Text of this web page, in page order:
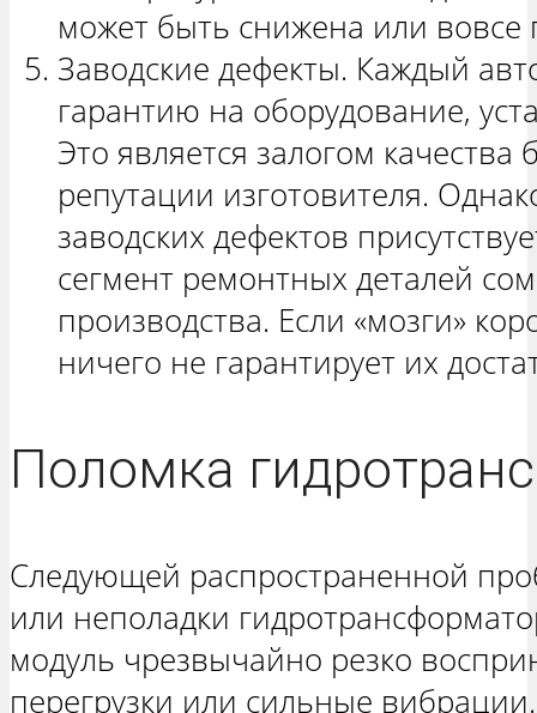
может быть снижена или вовсе
Заводские дефекты. Каждый
гарантию на оборудование,
Это является залогом
репутации изготовителя.
заводских дефектов
сегмент ремонтных деталей
производства. Если «мозги»
ничего не гарантирует их
Поломка
Следующей распространенной
или неполадки
модуль чрезвычайно резко
перегрузки или сильные